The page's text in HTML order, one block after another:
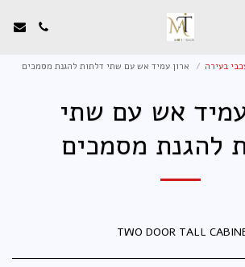
בעירה ארון עמיד אש עם שתי דלתות להגנת מסמכים
אש עם שתי
להגנת מסמכים
TWO DOOR TALL